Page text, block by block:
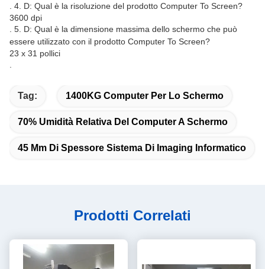
. 4. D: Qual è la risoluzione del prodotto Computer To Screen?
3600 dpi
. 5. D: Qual è la dimensione massima dello schermo che può
essere utilizzato con il prodotto Computer To Screen?
23 x 31 pollici
Tag: 1400KG Computer Per Lo Schermo
70% Umidità Relativa Del Computer A Schermo
45 Mm Di Spessore Sistema Di Imaging Informatico
Prodotti Correlati